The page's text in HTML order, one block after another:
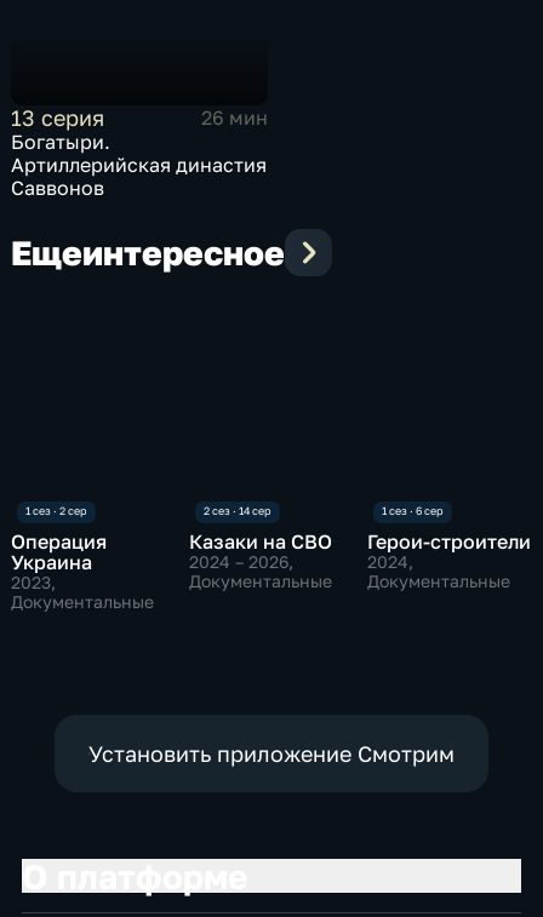
13 серия
26 мин
Богатыри.
Артиллерийская династия
Саввонов
Ещеинтересное
Операция
Украина
2023,
Документальные
Казаки на СВО
2024 – 2026,
Документальные
Герои-строители
2024,
Документальные
Установить приложение Смотрим